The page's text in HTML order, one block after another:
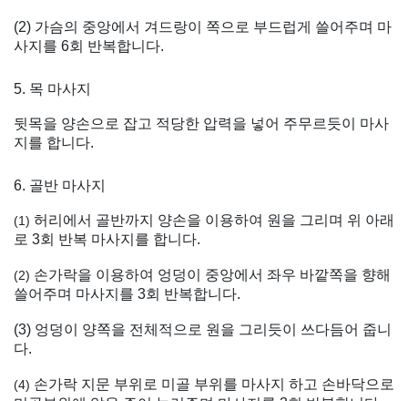
(2) 가슴의 중앙에서 겨드랑이 쪽으로 부드럽게 쓸어주며 마
사지를 6회 반복합니다.
5. 목 마사지
뒷목을 양손으로 잡고 적당한 압력을 넣어 주무르듯이 마사
지를 합니다.
6. 골반 마사지
(1) 허리에서 골반까지 양손을 이용하여 원을 그리며 위 아래
로 3회 반복 마사지를 합니다.
(2) 손가락을 이용하여 엉덩이 중앙에서 좌우 바깥쪽을 향해
쓸어주며 마사지를 3회 반복합니다.
(3) 엉덩이 양쪽을 전체적으로 원을 그리듯이 쓰다듬어 줍니
다.
(4) 손가락 지문 부위로 미골 부위를 마사지 하고 손바닥으로